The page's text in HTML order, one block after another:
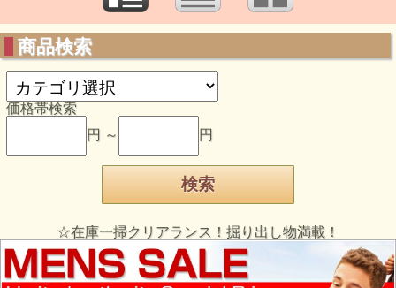
商品検索
価格帯検索
円 ～
円
☆在庫一掃クリアランス！掘り出し物満載！